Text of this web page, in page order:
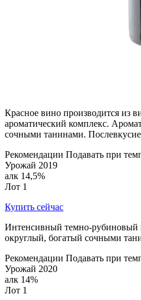
Красное вино производится из
ароматический комплекс.
сочными танинами.
Рекомендации Подавать при
Урожай 2019
алк 14,5%
Лот 1
Купить сейчас
Интенсивный темно-рубиновый
округлый, богатый сочными
Рекомендации Подавать при
Урожай 2020
алк 14%
Лот 1